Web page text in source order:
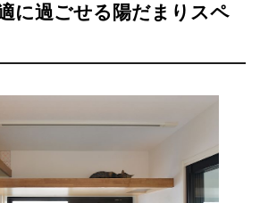
に過ごせる陽だまりスペ